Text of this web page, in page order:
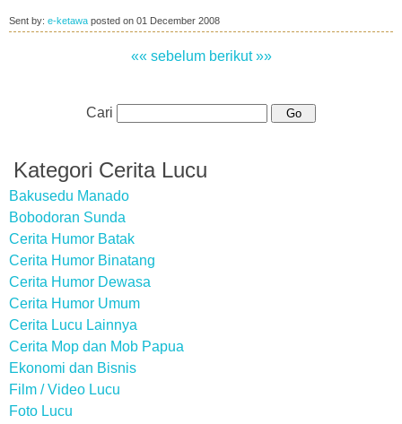
Sent by: e-ketawa posted on 01 December 2008
«« sebelum berikut »»
Cari
Kategori Cerita Lucu
Bakusedu Manado
Bobodoran Sunda
Cerita Humor Batak
Cerita Humor Binatang
Cerita Humor Dewasa
Cerita Humor Umum
Cerita Lucu Lainnya
Cerita Mop dan Mob Papua
Ekonomi dan Bisnis
Film / Video Lucu
Foto Lucu